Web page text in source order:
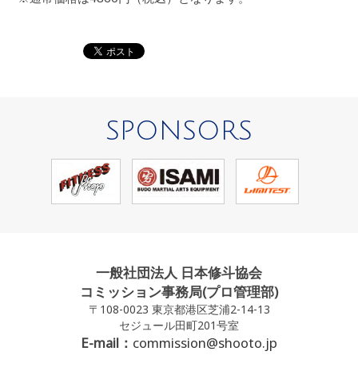
SPONSORS
一般社団法人 日本修斗協会
コミッション事務局(プロ管理部)
〒108-0023 東京都港区芝浦2-14-13
セジュール田町201号室
E-mail： commission@shooto.jp